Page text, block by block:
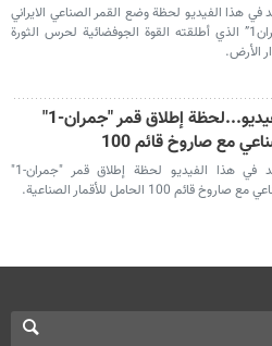
في هذا الفيديو لحظة وضع القمر الصناعي الايراني
"جمران1” الذي أطلقته القوة الجوفضائية لحرس الثورة
الأرض.
بالفيديو...لحظة إطلاق قمر "جمران-1"
مع صاروخ قائم 100
شاهد في هذا الفيديو لحظة إطلاق قمر "جمران-1"
صاروخ قائم 100 الحامل للأقمار الصناعية.